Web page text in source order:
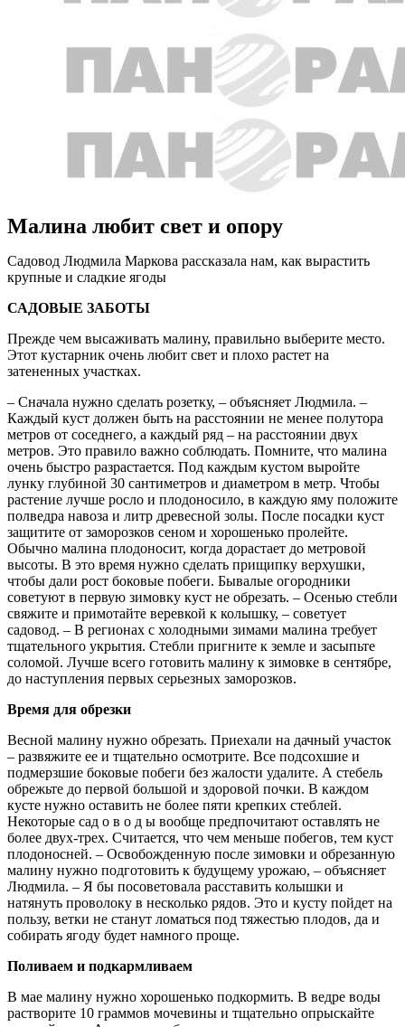
Малина любит свет и опору
Садовод Людмила Маркова рассказала нам, как вырастить
крупные и сладкие ягоды
САДОВЫЕ ЗАБОТЫ
Прежде чем высаживать малину, правильно выберите место.
Этот кустарник очень любит свет и плохо растет на
затененных участках.
– Сначала нужно сделать розетку, – объясняет Людмила. –
Каждый куст должен быть на расстоянии не менее полутора
метров от соседнего, а каждый ряд – на расстоянии двух
метров. Это правило важно соблюдать. Помните, что малина
очень быстро разрастается. Под каждым кустом выройте
лунку глубиной 30 сантиметров и диаметром в метр. Чтобы
растение лучше росло и плодоносило, в каждую яму положите
полведра навоза и литр древесной золы. После посадки куст
защитите от заморозков сеном и хорошенько пролейте.
Обычно малина плодоносит, когда дорастает до метровой
высоты. В это время нужно сделать прищипку верхушки,
чтобы дали рост боковые побеги. Бывалые огородники
советуют в первую зимовку куст не обрезать. – Осенью стебли
свяжите и примотайте веревкой к колышку, – советует
садовод. – В регионах с холодными зимами малина требует
тщательного укрытия. Стебли пригните к земле и засыпьте
соломой. Лучше всего готовить малину к зимовке в сентябре,
до наступления первых серьезных заморозков.
Время для обрезки
Весной малину нужно обрезать. Приехали на дачный участок
– развяжите ее и тщательно осмотрите. Все подсохшие и
подмерзшие боковые побеги без жалости удалите. А стебель
обрежьте до первой большой и здоровой почки. В каждом
кусте нужно оставить не более пяти крепких стеблей.
Некоторые сад о в о д ы вообще предпочитают оставлять не
более двух-трех. Считается, что чем меньше побегов, тем куст
плодоносней. – Освобожденную после зимовки и обрезанную
малину нужно подготовить к будущему урожаю, – объясняет
Людмила. – Я бы посоветовала расставить колышки и
натянуть проволоку в несколько рядов. Это и кусту пойдет на
пользу, ветки не станут ломаться под тяжестью плодов, да и
собирать ягоду будет намного проще.
Поливаем и подкармливаем
В мае малину нужно хорошенько подкормить. В ведре воды
растворите 10 граммов мочевины и тщательно опрыскайте